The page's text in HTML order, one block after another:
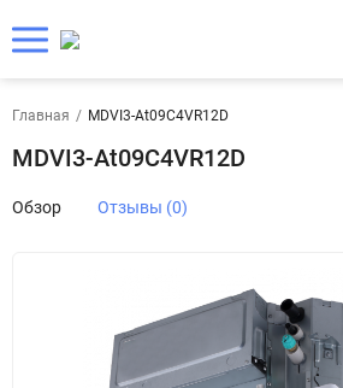
Главная / MDVI3-At09C4VR12D
MDVI3-At09C4VR12D
Обзор Отзывы (0)